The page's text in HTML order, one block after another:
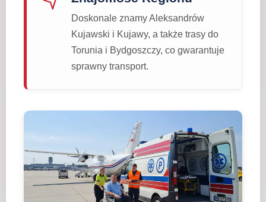
Doskonale znamy Aleksandrów
Kujawski i Kujawy, a także trasy do
Torunia i Bydgoszczy, co gwarantuje
sprawny transport.